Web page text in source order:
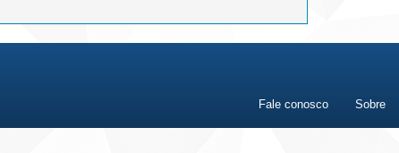
Fale conosco Sobre